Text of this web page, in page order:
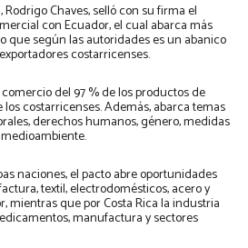
Rodrigo Chaves, selló con su firma el
con Ecuador, el cual abarca más
que según las autoridades es un abanico
costarricenses.
del 97 % de los productos de
costarricenses. Además, abarca temas
derechos humanos, género, medidas
naciones, el pacto abre oportunidades
textil, electrodomésticos, acero y
mientras que por Costa Rica la industria
manufactura y sectores